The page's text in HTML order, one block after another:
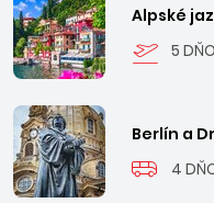
Alpské
5
Berlín a
4